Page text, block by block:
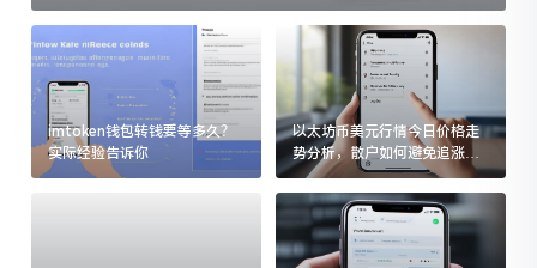
imtoken钱包转钱要等多久？
实际经验告诉你
以太坊币美元行情今日价格走
势分析，散户如何避免追涨杀
跌被套牢